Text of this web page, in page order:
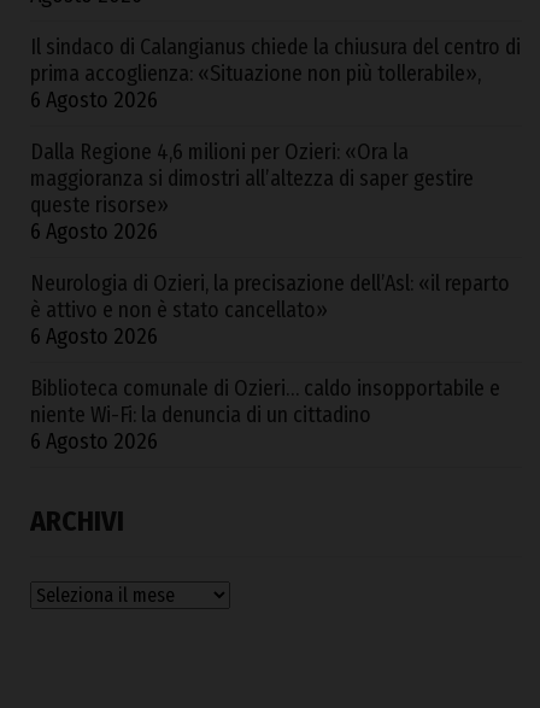
Il sindaco di Calangianus chiede la chiusura del centro di
prima accoglienza: «Situazione non più tollerabile»,
6 Agosto 2026
Dalla Regione 4,6 milioni per Ozieri: «Ora la
maggioranza si dimostri all’altezza di saper gestire
queste risorse»
6 Agosto 2026
Neurologia di Ozieri, la precisazione dell’Asl: «il reparto
è attivo e non è stato cancellato»
6 Agosto 2026
Biblioteca comunale di Ozieri… caldo insopportabile e
niente Wi-Fi: la denuncia di un cittadino
6 Agosto 2026
ARCHIVI
Archivi